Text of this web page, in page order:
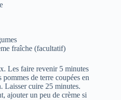
fraîche (facultatif)
Les faire revenir 5 minutes
de terre coupées en
Laisser cuire 25 minutes.
ajouter un peu de crème si